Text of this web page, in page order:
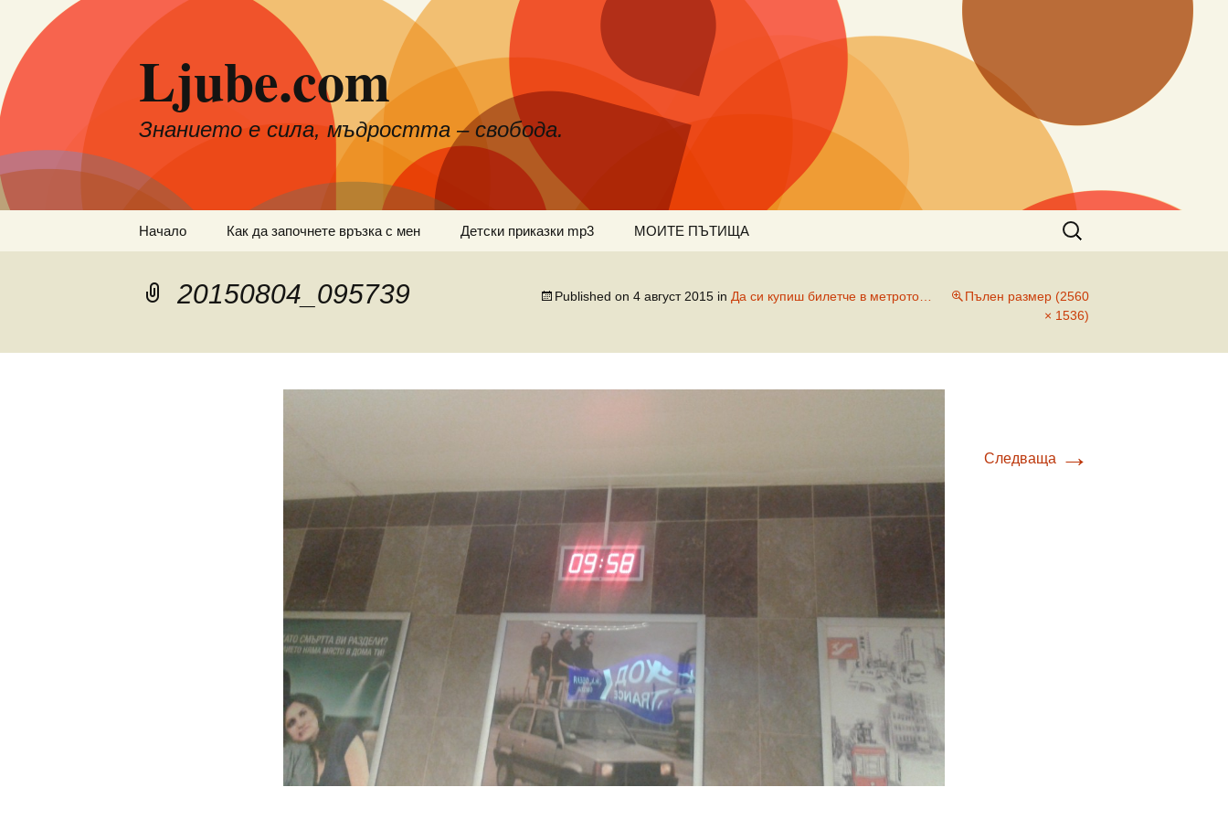
съдържанието
Ljube.com
Знанието е сила, мъдростта – свобода.
Начало Как да започнете връзка с мен Детски приказки mp3 МОИТЕ ПЪТИЩА
Търсене
за:
20150804_095739 Published on 4 август 2015 in Да си купиш билетче в метрото…
Пълен размер (2560
× 1536)
Следваща →